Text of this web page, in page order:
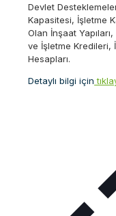
Devlet
Kapasitesi, İşletme
Olan İnşaat Yapıları,
ve İşletme Kredileri,
Hesapları.
Detaylı bilgi için